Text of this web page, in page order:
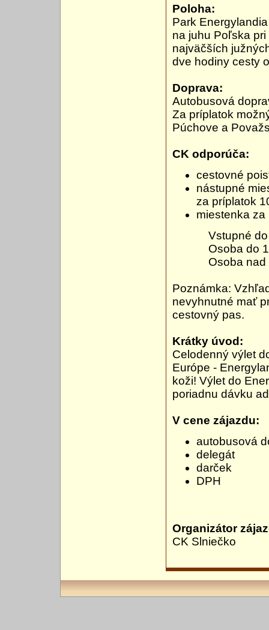
Poloha:
Park
na juhu Poľska
najväčších
dve hodiny cesty
Doprava:
Autobusová
Za príplatok
Púchove a
CK odporúča:
cestovné
nástupné
za príplatok
miestenka
Vstupné do
Osoba do
Osoba nad
Poznámka:
nevyhnutné mať
cestovný pas.
Krátky úvod:
Celodenný výlet
Európe -
koži! Výlet do
poriadnu dávku
V cene zájazdu:
autobusová
delegát
darček
DPH
Organizátor
CK Slniečko